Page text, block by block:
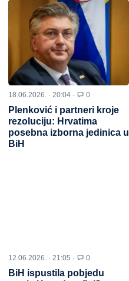
18.06.2026. · 20:04 · 0
Plenković i partneri kroje
rezoluciju: Hrvatima
posebna izborna jedinica u
BiH
12.06.2026. · 21:05 · 0
BiH ispustila pobjedu